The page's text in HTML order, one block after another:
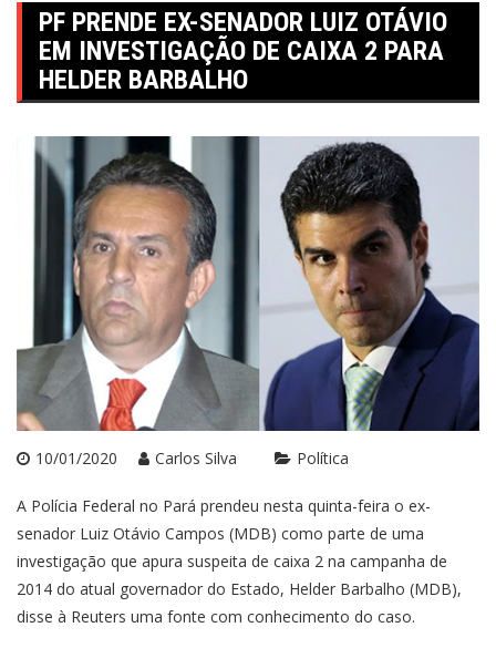
PF PRENDE EX-SENADOR LUIZ OTÁVIO
EM INVESTIGAÇÃO DE CAIXA 2 PARA
HELDER BARBALHO
10/01/2020 Carlos Silva Política
A Polícia Federal no Pará prendeu nesta quinta-feira o ex-
senador Luiz Otávio Campos (MDB) como parte de uma
investigação que apura suspeita de caixa 2 na campanha de
2014 do atual governador do Estado, Helder Barbalho (MDB),
disse à Reuters uma fonte com conhecimento do caso.